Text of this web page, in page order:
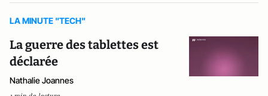
LA MINUTE "TECH"
La guerre des tablettes est
déclarée
Nathalie Joannes